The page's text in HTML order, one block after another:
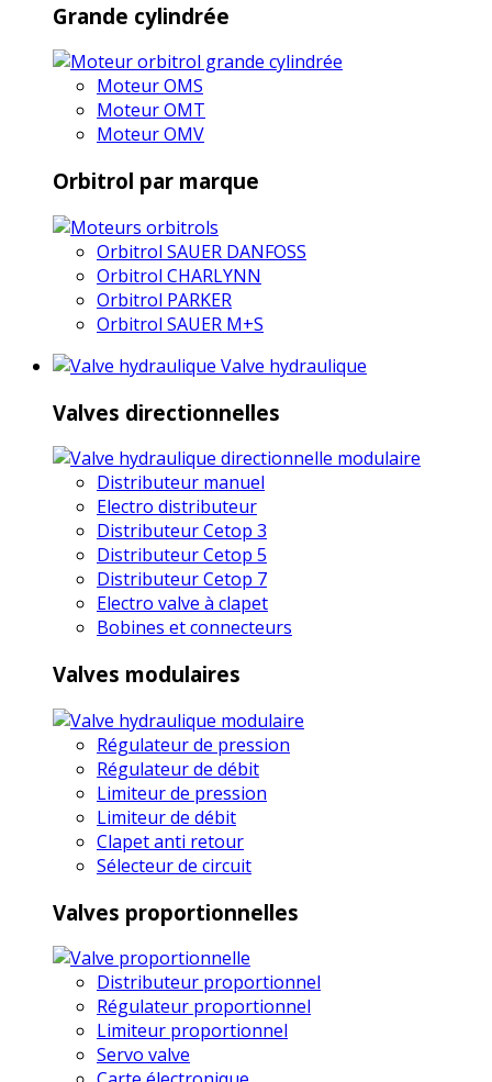
Grande cylindrée
Moteur OMS
Moteur OMT
Moteur OMV
Orbitrol par marque
Orbitrol SAUER DANFOSS
Orbitrol CHARLYNN
Orbitrol PARKER
Orbitrol SAUER M+S
Valve hydraulique
Valves directionnelles
Distributeur manuel
Electro distributeur
Distributeur Cetop 3
Distributeur Cetop 5
Distributeur Cetop 7
Electro valve à clapet
Bobines et connecteurs
Valves modulaires
Régulateur de pression
Régulateur de débit
Limiteur de pression
Limiteur de débit
Clapet anti retour
Sélecteur de circuit
Valves proportionnelles
Distributeur proportionnel
Régulateur proportionnel
Limiteur proportionnel
Servo valve